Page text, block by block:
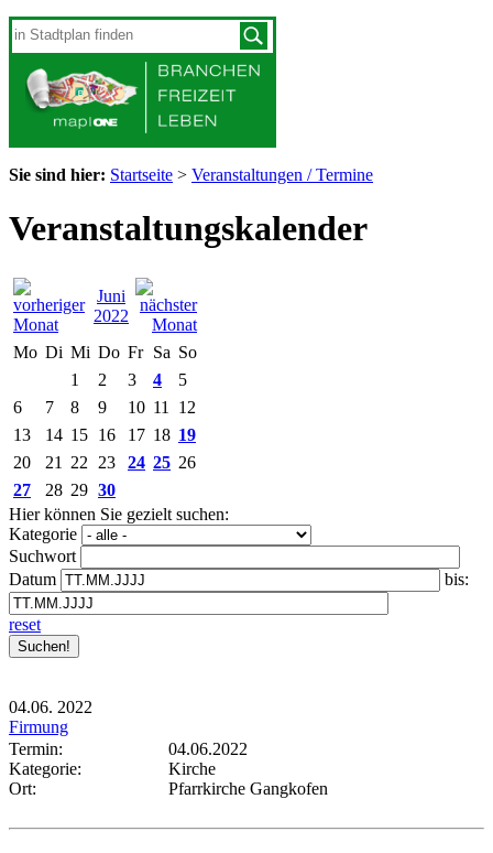
Sie sind hier: Startseite > Veranstaltungen / Termine
Veranstaltungskalender
Juni
2022
Mo Di Mi Do Fr Sa So
1
2 3 4
5
6
7 8 9 10 11
12
13
14 15 16 17 18 19
20
21 22 23 24 25 26
27
28 29 30
Hier können Sie gezielt suchen:
Kategorie
Suchwort
Datum
bis:
reset
04.06. 2022
Firmung
Termin:
04.06.2022
Kategorie:
Kirche
Ort:
Pfarrkirche Gangkofen